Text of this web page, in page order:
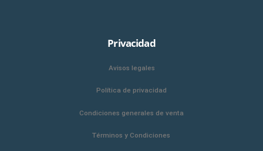
Privacidad
Avisos legales
Política de privacidad
Condiciones generales de venta
Términos y Condiciones